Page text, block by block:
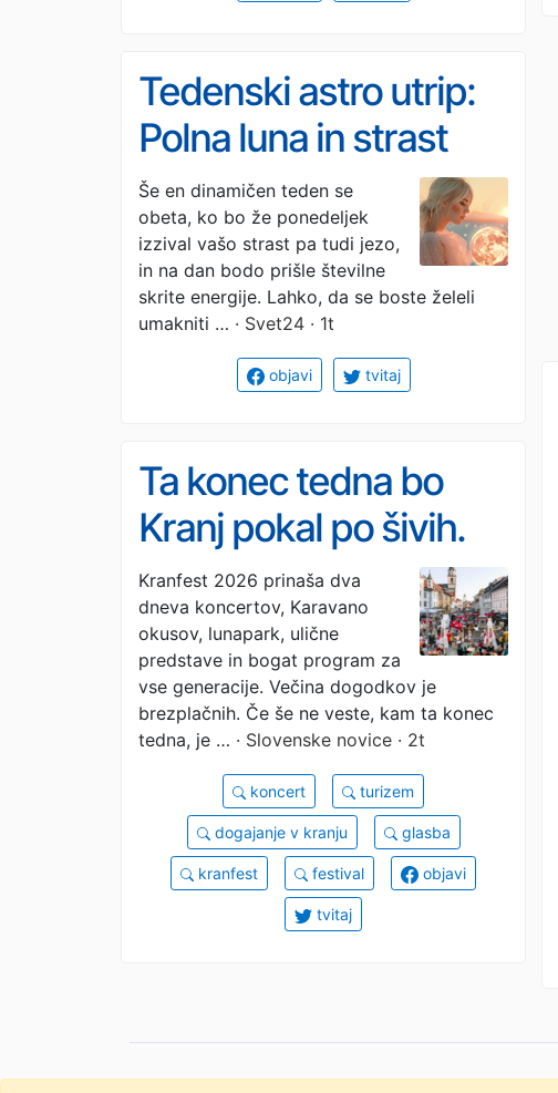
Tedenski astro utrip:
Polna luna in strast
obetata velike
spremembe
Še en dinamičen teden se
obeta, ko bo že ponedeljek
izzival vašo strast pa tudi jezo,
in na dan bodo prišle številne
skrite energije. Lahko, da se boste želeli
umakniti … · Svet24 · 1t
objavi tvitaj
Ta konec tedna bo
Kranj pokal po šivih.
Prihajajo Tabu,
Avseniki, Karavana
okusov in največji
poletni žur
Kranfest 2026 prinaša dva
dneva koncertov, Karavano
okusov, lunapark, ulične
predstave in bogat program za
vse generacije. Večina dogodkov je
brezplačnih. Če še ne veste, kam ta konec
tedna, je … · Slovenske novice · 2t
koncert turizem
dogajanje v kranju glasba
kranfest festival objavi
tvitaj